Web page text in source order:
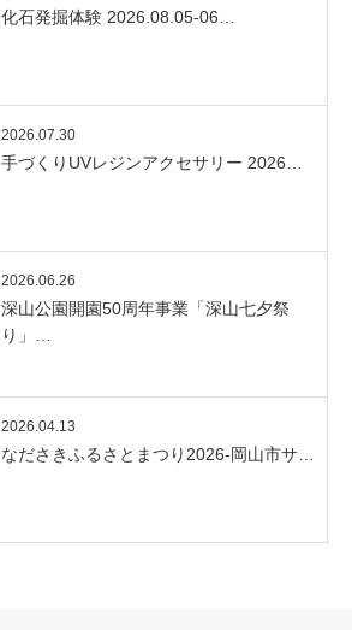
化石発掘体験 2026.08.05-06…
2026.07.30
手づくりUVレジンアクセサリー 2026…
2026.06.26
深山公園開園50周年事業「深山七夕祭
り」…
2026.04.13
なださきふるさとまつり2026-岡山市サ…